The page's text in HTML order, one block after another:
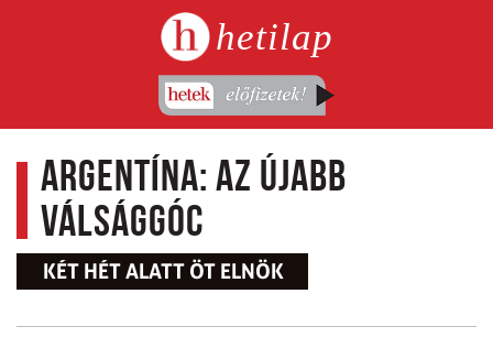
hetilap
Argentína: az újabb
válsággóc
KÉT HÉT ALATT ÖT ELNÖK